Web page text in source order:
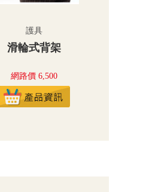
護具
滑輪式背架
網路價 6,500